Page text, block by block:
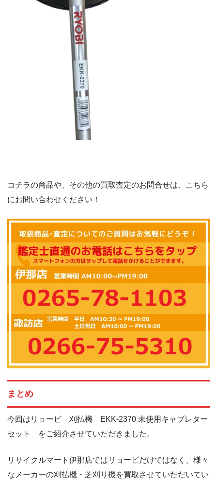
コチラの商品や、その他の買取査定のお問合せは、こちら
にお問い合わせください！
まとめ
今回はリョービ 刈払機 EKK-2370 未使用キャブレター
セット をご紹介させていただきました。
リサイクルマート伊那店ではリョービだけではなく、様々
なメーカーの刈払機・芝刈り機を買取させていただいてい